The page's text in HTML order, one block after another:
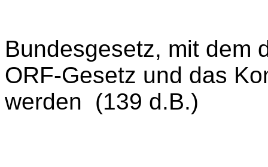
Bundesgesetz, mit dem
ORF-Gesetz und das
werden (139 d.B.)